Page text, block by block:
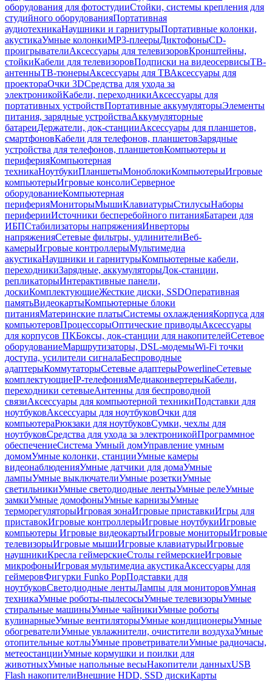
оборудования для фотостудииСтойки, системы крепления для
студийного оборудованияПортативная
аудиотехникаНаушники и гарнитурыПортативные колонки,
акустикаУмные колонкиMP3-плеерыДиктофоныCD-
проигрывателиАксессуары для телевизоровКронштейны,
стойкиКабели для телевизоровПодписки на видеосервисыТВ-
антенныТВ-тюнерыАксессуары для ТВАксессуары для
проектораОчки 3DСредства для ухода за
электроникойКабели, переходникиАксессуары для
портативных устройствПортативные аккумуляторыЭлементы
питания, зарядные устройстваАккумуляторные
батареиДержатели, док-станцииАксессуары для планшетов,
смартфоновКабели для телефонов, планшетовЗарядные
устройства для телефонов, планшетовКомпьютеры и
периферияКомпьютерная
техникаНоутбукиПланшетыМоноблокиКомпьютерыИгровые
компьютерыИгровые консолиСерверное
оборудованиеКомпьютерная
периферияМониторыМышиКлавиатурыСтилусыНаборы
периферииИсточники бесперебойного питанияБатареи для
ИБПСтабилизаторы напряженияИнверторы
напряженияСетевые фильтры, удлинителиВеб-
камерыИгровые контроллерыМультимедиа
акустикаНаушники и гарнитурыКомпьютерные кабели,
переходникиЗарядные, аккумуляторыДок-станции,
репликаторыИнтерактивные панели,
доскиКомплектующиеЖесткие диски, SSDОперативная
памятьВидеокартыКомпьютерные блоки
питанияМатеринские платыСистемы охлажденияКорпуса для
компьютеровПроцессорыОптические приводыАксессуары
для корпусов ПКБоксы, док-станции для накопителейСетевое
оборудованиеМаршрутизаторы, DSL-модемыWi-Fi точки
доступа, усилители сигналаБеспроводные
адаптерыКоммутаторыСетевые адаптерыPowerlineСетевые
комплектующиеIP-телефонияМедиаконвертерыКабели,
переходники сетевыеАнтенны для беспроводной
связиАксессуары для компьютерной техникиПодставки для
ноутбуковАксессуары для ноутбуковОчки для
компьютераРюкзаки для ноутбуковСумки, чехлы для
ноутбуковСредства для ухода за электроникойПрограммное
обеспечениеСистема Умный домУправление умным
домомУмные колонки, станцииУмные камеры
видеонаблюденияУмные датчики для домаУмные
лампыУмные выключателиУмные розеткиУмные
светильникиУмные светодиодные лентыУмные релеУмные
замкиУмные домофоныУмные карнизыУмные
терморегуляторыИгровая зонаИгровые приставкиИгры для
приставокИгровые контроллерыИгровые ноутбукиИгровые
компьютеры Игровые видеокартыИгровые мониторыИгровые
телевизорыИгровые мышиИгровые клавиатурыИгровые
наушникиКресла геймерскиеСтолы геймерскиеИгровые
микрофоныИгровая мультимедиа акустикаАксессуары для
геймеровФигурки Funko PopПодставки для
ноутбуковСветодиодные лентыЛампы для мониторовУмная
техникаУмные роботы-пылесосыУмные телевизорыУмные
стиральные машиныУмные чайникиУмные роботы
кулинарныеУмные вентиляторыУмные кондиционерыУмные
обогревателиУмные увлажнители, очистители воздухаУмные
отопительные котлыУмные проветривателиУмные радиочасы,
метеостанцииУмные кормушки и поилки для
животныхУмные напольные весыНакопители данныхUSB
Flash накопителиВнешние HDD, SSD дискиКарты